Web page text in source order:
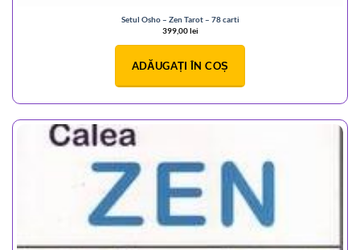
Setul Osho – Zen Tarot – 78 carti
399,00lei
ADĂUGAȚI ÎN COȘ